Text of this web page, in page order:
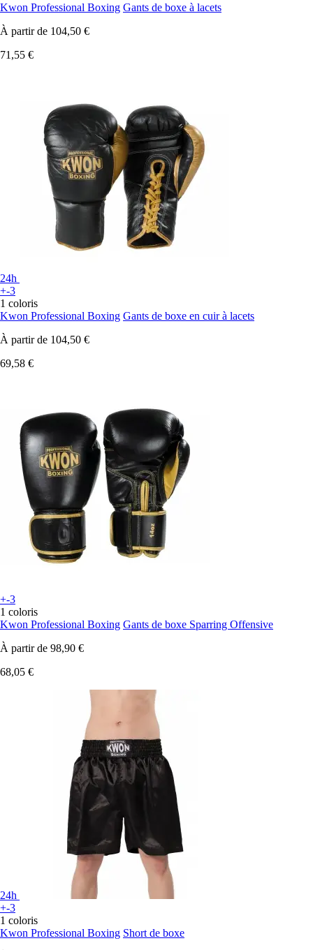
Kwon Professional Boxing Gants de boxe à lacets
À partir de 104,50 €
71,55 €
24h
+-3
1 coloris
Kwon Professional Boxing Gants de boxe en cuir à lacets
À partir de 104,50 €
69,58 €
+-3
1 coloris
Kwon Professional Boxing Gants de boxe Sparring Offensive
À partir de 98,90 €
68,05 €
24h
+-3
1 coloris
Kwon Professional Boxing Short de boxe